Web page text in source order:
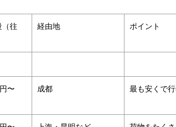
往
経由地 ポイント
〜 成都 最も安くで